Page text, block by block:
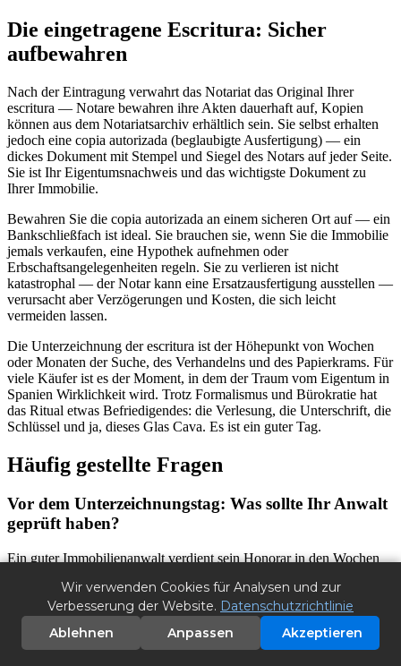
Die eingetragene Escritura: Sicher
aufbewahren
Nach der Eintragung verwahrt das Notariat das Original Ihrer
escritura — Notare bewahren ihre Akten dauerhaft auf, Kopien
können aus dem Notariatsarchiv erhältlich sein. Sie selbst erhalten
jedoch eine copia autorizada (beglaubigte Ausfertigung) — ein
dickes Dokument mit Stempel und Siegel des Notars auf jeder Seite.
Sie ist Ihr Eigentumsnachweis und das wichtigste Dokument zu
Ihrer Immobilie.
Bewahren Sie die copia autorizada an einem sicheren Ort auf — ein
Bankschließfach ist ideal. Sie brauchen sie, wenn Sie die Immobilie
jemals verkaufen, eine Hypothek aufnehmen oder
Erbschaftsangelegenheiten regeln. Sie zu verlieren ist nicht
katastrophal — der Notar kann eine Ersatzausfertigung ausstellen —
verursacht aber Verzögerungen und Kosten, die sich leicht
vermeiden lassen.
Die Unterzeichnung der escritura ist der Höhepunkt von Wochen
oder Monaten der Suche, des Verhandelns und des Papierkrams. Für
viele Käufer ist es der Moment, in dem der Traum vom Eigentum in
Spanien Wirklichkeit wird. Trotz Formalismus und Bürokratie hat
das Ritual etwas Befriedigendes: die Verlesung, die Unterschrift, die
Schlüssel und ja, dieses Glas Cava. Es ist ein guter Tag.
Häufig gestellte Fragen
Vor dem Unterzeichnungstag: Was sollte Ihr Anwalt
geprüft haben?
Ein guter Immobilienanwalt verdient sein Honorar in den Wochen
sollte jedes potenzielle Problem bereits erkannt und gelöst sein.
Folgendes sollte Ihr Anwalt geprüft haben: nota simple.
Die nota simple ist ein aktueller Auszug aus dem Eigentumsregister
(Registro de la Propiedad), der bestätigt, wer Eigentümer der
Wir verwenden Cookies für Analysen und zur
Verbesserung der Website. Datenschutzrichtlinie
Ablehnen
Anpassen Akzeptieren